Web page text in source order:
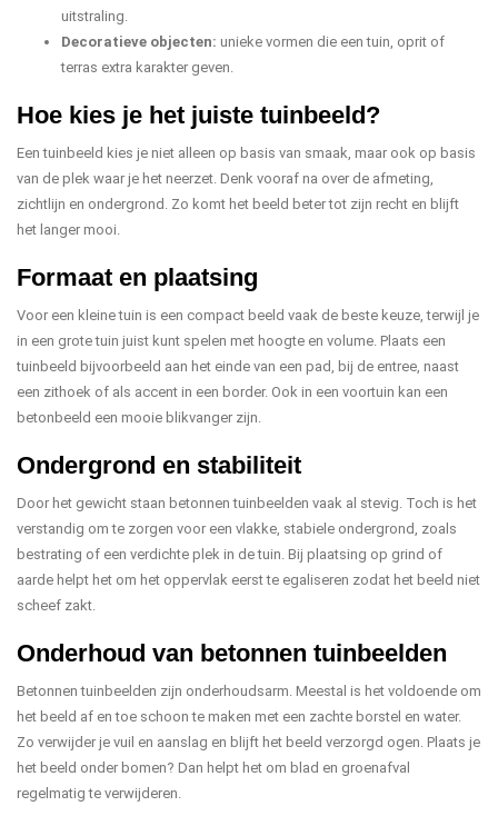
uitstraling.
Decoratieve objecten: unieke vormen die een tuin, oprit of
terras extra karakter geven.
Hoe kies je het juiste tuinbeeld?
Een tuinbeeld kies je niet alleen op basis van smaak, maar ook op basis
van de plek waar je het neerzet. Denk vooraf na over de afmeting,
zichtlijn en ondergrond. Zo komt het beeld beter tot zijn recht en blijft
het langer mooi.
Formaat en plaatsing
Voor een kleine tuin is een compact beeld vaak de beste keuze, terwijl je
in een grote tuin juist kunt spelen met hoogte en volume. Plaats een
tuinbeeld bijvoorbeeld aan het einde van een pad, bij de entree, naast
een zithoek of als accent in een border. Ook in een voortuin kan een
betonbeeld een mooie blikvanger zijn.
Ondergrond en stabiliteit
Door het gewicht staan betonnen tuinbeelden vaak al stevig. Toch is het
verstandig om te zorgen voor een vlakke, stabiele ondergrond, zoals
bestrating of een verdichte plek in de tuin. Bij plaatsing op grind of
aarde helpt het om het oppervlak eerst te egaliseren zodat het beeld niet
scheef zakt.
Onderhoud van betonnen tuinbeelden
Betonnen tuinbeelden zijn onderhoudsarm. Meestal is het voldoende om
het beeld af en toe schoon te maken met een zachte borstel en water.
Zo verwijder je vuil en aanslag en blijft het beeld verzorgd ogen. Plaats je
het beeld onder bomen? Dan helpt het om blad en groenafval
regelmatig te verwijderen.